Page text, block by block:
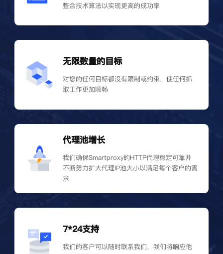
整合技术算法以实现更高的成功率
无限数量的目标
对您的任何目标都没有限制或约束，使任何抓
取工作更加顺畅
代理池增长
我们确保Smartproxy的HTTP代理稳定可靠并
不断努力扩大代理IP池大小以满足每个客户的需
求
7*24支持
我们的客户可以随时联系我们，我们将响应他